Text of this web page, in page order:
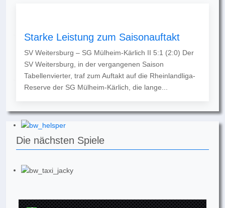
Starke Leistung zum Saisonauftakt
SV Weitersburg – SG Mülheim-Kärlich II 5:1 (2:0) Der
SV Weitersburg, in der vergangenen Saison
Tabellenvierter, traf zum Auftakt auf die Rheinlandliga-
Reserve der SG Mülheim-Kärlich, die lange...
Die nächsten Spiele